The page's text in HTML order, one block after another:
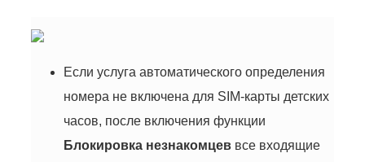
Если услуга автоматического определения
номера не включена для SIM-карты детских
часов, после включения функции
Блокировка незнакомцев все входящие